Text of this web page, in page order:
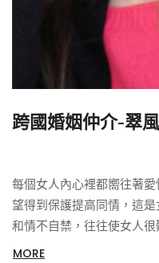
跨國婚姻仲介-翠風
每個女人內心裡都嚮往著
望得到保護提高同情，這
和情不自禁，往往使女人
在戀愛。
MORE